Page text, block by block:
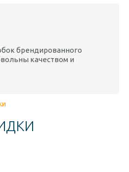
брендированного
качеством и